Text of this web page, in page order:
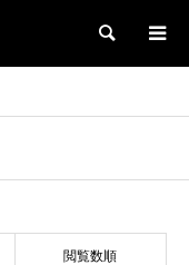
検索
閲覧数順